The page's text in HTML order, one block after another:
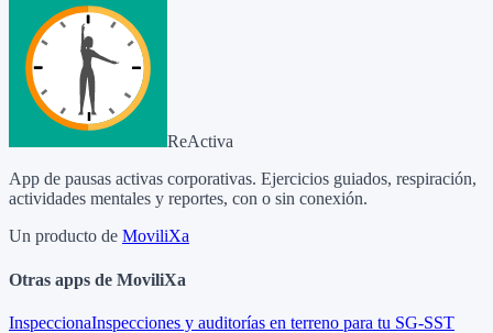
ReActiva
App de pausas activas corporativas. Ejercicios guiados, respiración,
actividades mentales y reportes, con o sin conexión.
Un producto de MoviliXa
Otras apps de MoviliXa
InspeccionaInspecciones y auditorías en terreno para tu SG-SST